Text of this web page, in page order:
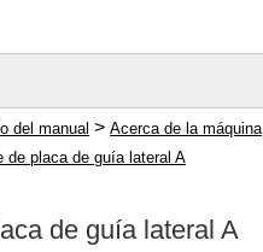
del manual > Acerca de la máquina
de placa de guía lateral A
de guía lateral A